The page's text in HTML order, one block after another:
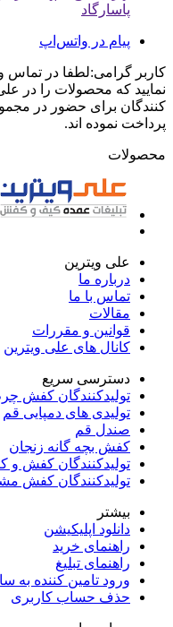
پاسارگاد
پیام در واتس‌اپ
کاربر گرامی:لطفا در تماس و
نمایید که محصولات را در
کنندگان برای حضور در
پرداخت نموده اند.
محصولات
علی ویترین
درباره ما
تماس با ما
مقالات
قوانین و مقررات
کانال های علی ویترین
دسترسی سریع
تولیدکنندگان کفش
تولیدی های دمپایی قم
صندل قم
کفش بچه گانه زنجان
تولیدکنندگان کفش و
تولیدکنندگان کفش
بیشتر
دانلود اپلیکیشن
راهنمای خرید
راهنمای تبلیغ
ورود تامین کننده به
حذف حساب کاربری